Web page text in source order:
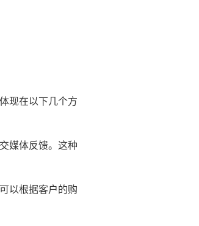
现在以下几个方
媒体反馈。这种
以根据客户的购